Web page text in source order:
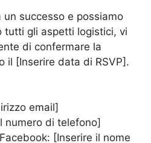
successo e possiamo
tutti gli aspetti logistici, vi
di confermare la
il [Inserire data di RSVP].
email]
numero di telefono]
[Inserire il nome